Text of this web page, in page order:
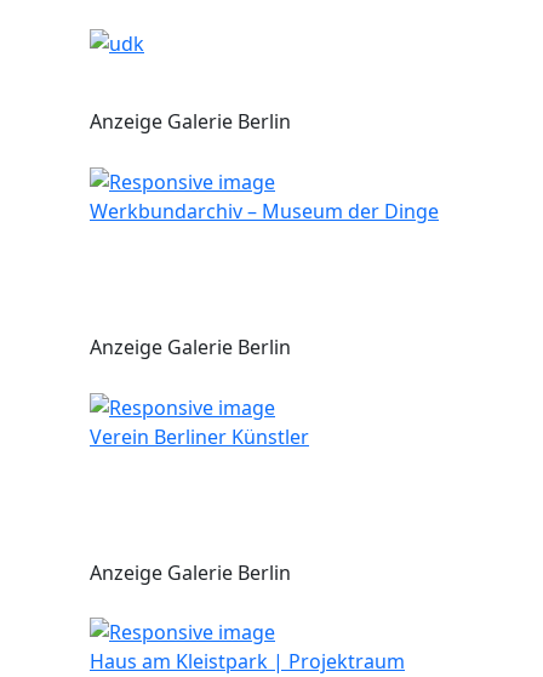
Anzeige Galerie Berlin
Werkbundarchiv – Museum der Dinge
Anzeige Galerie Berlin
Verein Berliner Künstler
Anzeige Galerie Berlin
Haus am Kleistpark | Projektraum